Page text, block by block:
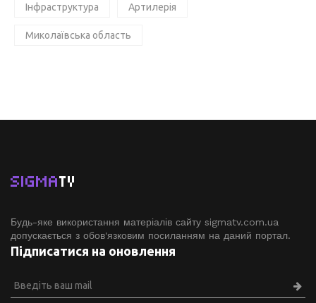
Інфраструктура Артилерія
Миколаївська область
SIGMATV
Будь-яке використання матеріалів сайту sigmatv.com.ua
допускається з обов'язковим посиланням на даний портал.
Підписатися на оновлення